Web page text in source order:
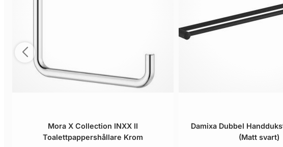
Mora X Collection INXX II
Toalettpappershållare Krom
Damixa Dubbel
(Matt svart)